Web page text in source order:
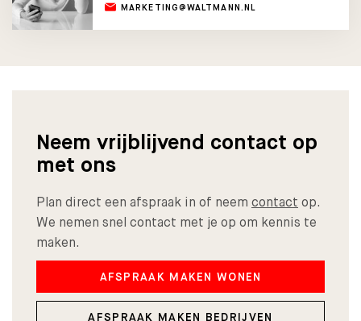
MARKETING@WALTMANN.NL
Neem vrijblijvend contact op
met ons
Plan direct een afspraak in of neem contact op.
We nemen snel contact met je op om kennis te
maken.
AFSPRAAK MAKEN WONEN
AFSPRAAK MAKEN BEDRIJVEN